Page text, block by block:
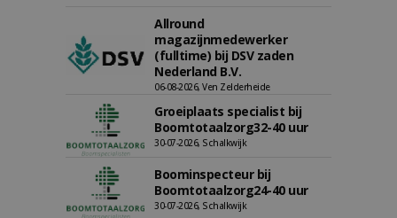
Allround
magazijnmedewerker
(fulltime) bij DSV zaden
Nederland B.V.
06-08-2026, Ven Zelderheide
Groeiplaats specialist bij
Boomtotaalzorg32-40 uur
30-07-2026, Schalkwijk
Boominspecteur bij
Boomtotaalzorg24-40 uur
30-07-2026, Schalkwijk